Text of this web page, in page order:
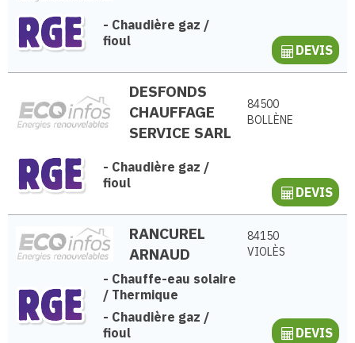
- Chaudière gaz /
fioul
DEVIS
DESFONDS
CHAUFFAGE
SERVICE SARL
84500
BOLLÈNE
- Chaudière gaz /
fioul
DEVIS
RANCUREL
ARNAUD
84150
VIOLÈS
- Chauffe-eau solaire
/ Thermique
- Chaudière gaz /
fioul
DEVIS